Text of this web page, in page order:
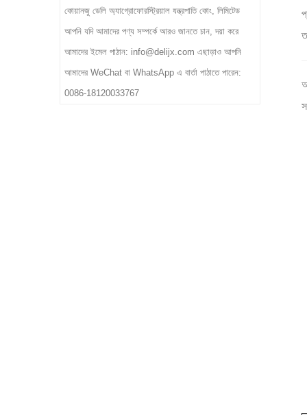
কোয়ানজু ডেলি অ্যাগ্রোফোরস্ট্রিয়াল যন্ত্রপাতি কোং, লিমিটেড
আপনি যদি আমাদের পণ্য সম্পর্কে আরও জানতে চান, দয়া করে
আমাদের ইমেল পাঠান: info@delijx.com এছাড়াও আপনি
আমাদের WeChat বা WhatsApp এ বার্তা পাঠাতে পারেন:
0086-18120033767